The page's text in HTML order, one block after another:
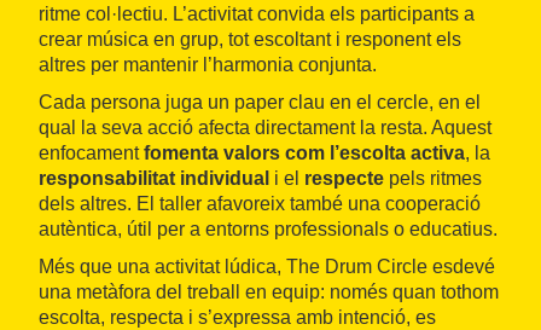
ritme col·lectiu. L’activitat convida els participants a
crear música en grup, tot escoltant i responent els
altres per mantenir l’harmonia conjunta.
Cada persona juga un paper clau en el cercle, en el
qual la seva acció afecta directament la resta. Aquest
enfocamentfomenta valors com l’escolta activa, la
responsabilitat individual i el respecte pels ritmes
dels altres. El taller afavoreix també una cooperació
autèntica, útil per a entorns professionals o educatius.
Més que una activitat lúdica, The Drum Circle esdevé
una metàfora del treball en equip: només quan tothom
escolta, respecta i s’expressa amb intenció, es